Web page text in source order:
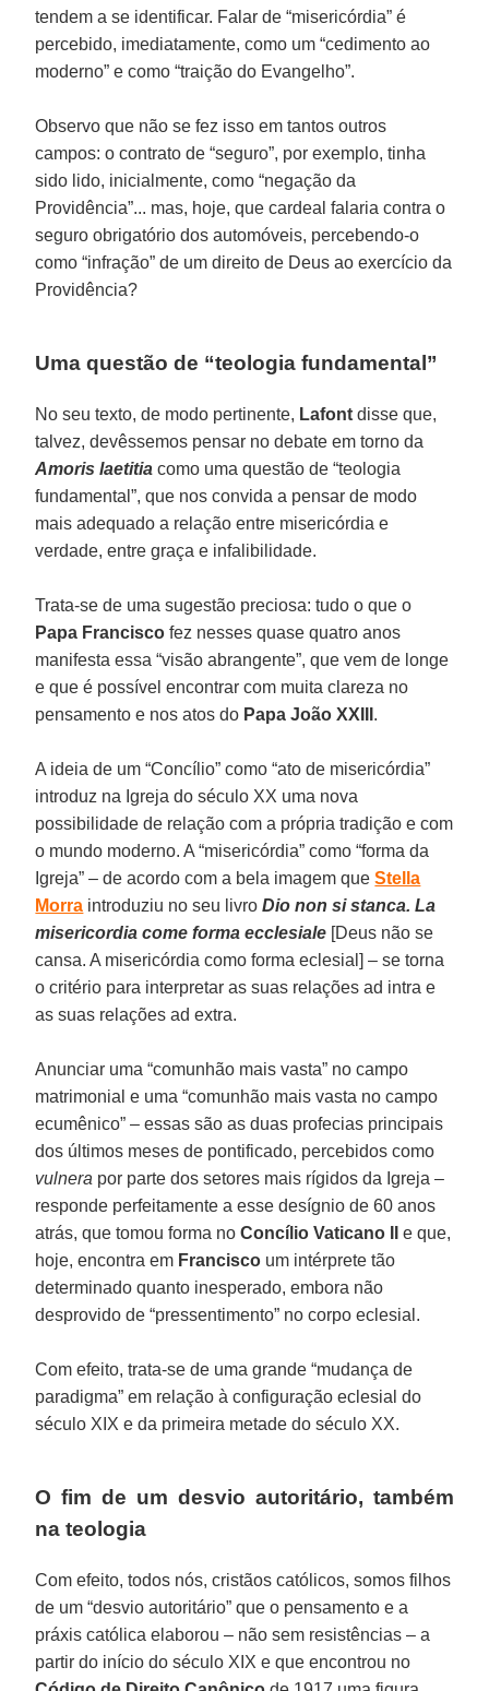
tendem a se identificar. Falar de “misericórdia” é
percebido, imediatamente, como um “cedimento ao
moderno” e como “traição do Evangelho”.
Observo que não se fez isso em tantos outros
campos: o contrato de “seguro”, por exemplo, tinha
sido lido, inicialmente, como “negação da
Providência”... mas, hoje, que cardeal falaria contra o
seguro obrigatório dos automóveis, percebendo-o
como “infração” de um direito de Deus ao exercício da
Providência?
Uma questão de “teologia fundamental”
No seu texto, de modo pertinente, Lafont disse que,
talvez, devêssemos pensar no debate em torno da
Amoris laetitia como uma questão de “teologia
fundamental”, que nos convida a pensar de modo
mais adequado a relação entre misericórdia e
verdade, entre graça e infalibilidade.
Trata-se de uma sugestão preciosa: tudo o que o
Papa Francisco fez nesses quase quatro anos
manifesta essa “visão abrangente”, que vem de longe
e que é possível encontrar com muita clareza no
pensamento e nos atos do Papa João XXIII .
A ideia de um “Concílio” como “ato de misericórdia”
introduz na Igreja do século XX uma nova
possibilidade de relação com a própria tradição e com
o mundo moderno. A “misericórdia” como “forma da
Igreja” – de acordo com a bela imagem queStella
Morra introduziu no seu livroDio non si stanca. La
misericordia come forma ecclesiale [Deus não se
cansa. A misericórdia como forma eclesial] – se torna
o critério para interpretar as suas relações ad intra e
as suas relações ad extra.
Anunciar uma “comunhão mais vasta” no campo
matrimonial e uma “comunhão mais vasta no campo
ecumênico” – essas são as duas profecias principais
dos últimos meses de pontificado, percebidos como
vulnera por parte dos setores mais rígidos da Igreja –
responde perfeitamente a esse desígnio de 60 anos
atrás, que tomou forma noConcílio Vaticano II
e que,
hoje, encontra em Francisco um intérprete tão
determinado quanto inesperado, embora não
desprovido de “pressentimento” no corpo eclesial.
Com efeito, trata-se de uma grande “mudança de
paradigma” em relação à configuração eclesial do
século XIX e da primeira metade do século XX.
O fim de um desvio autoritário, também
na teologia
Com efeito, todos nós, cristãos católicos, somos filhos
de um “desvio autoritário” que o pensamento e a
práxis católica elaborou – não sem resistências – a
partir do início do século XIX e que encontrou no